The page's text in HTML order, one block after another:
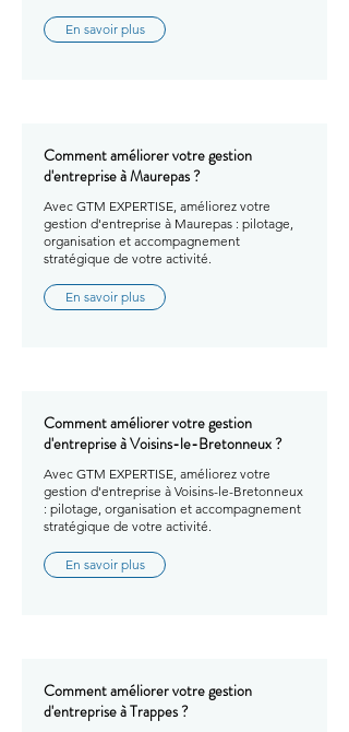
En savoir plus
Comment améliorer votre gestion
d'entreprise à Maurepas ?
Avec GTM EXPERTISE, améliorez votre
gestion d'entreprise à Maurepas : pilotage,
organisation et accompagnement
stratégique de votre activité.
En savoir plus
Comment améliorer votre gestion
d'entreprise à Voisins-le-Bretonneux ?
Avec GTM EXPERTISE, améliorez votre
gestion d'entreprise à Voisins-le-Bretonneux
: pilotage, organisation et accompagnement
stratégique de votre activité.
En savoir plus
Comment améliorer votre gestion
d'entreprise à Trappes ?